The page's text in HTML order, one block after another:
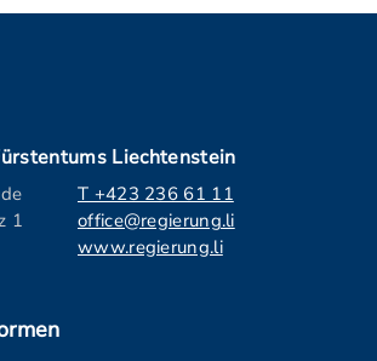
Liechtenstein
1
T +423 236 61 11
office@regierung.li
www.regierung.li